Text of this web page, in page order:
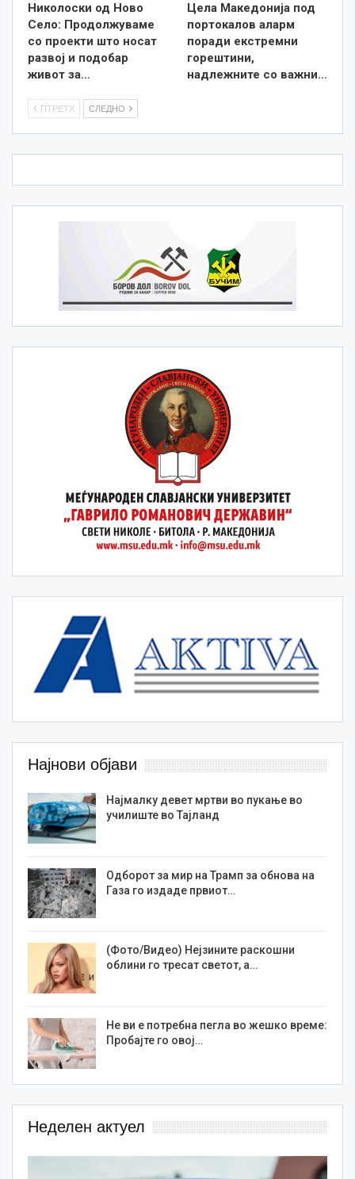
Николоски од Ново
Село: Продолжуваме
со проекти што носат
развој и подобар
живот за…
Цела Македонија под
портокалов аларм
поради екстремни
горештини,
надлежните со важни…
ПТРЕТХ СЛЕДНО
Најнови објави
Најмалку девет мртви во пукање во
училиште во Тајланд
Одборот за мир на Трамп за обнова на
Газа го издаде првиот…
(Фото/Видео) Нејзините раскошни
облини го тресат светот, а…
Не ви е потребна пегла во жешко време:
Пробајте го овој…
Неделен актуел